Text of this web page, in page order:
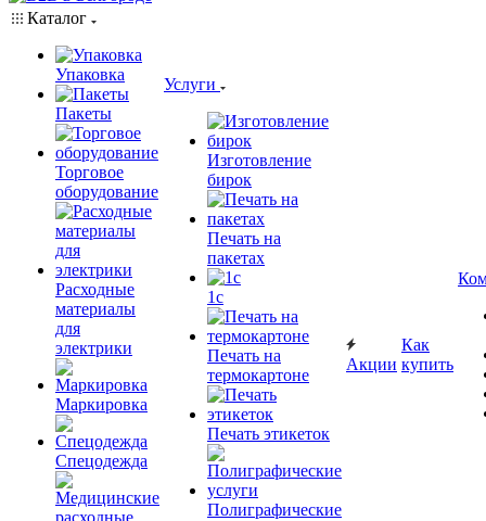
Каталог
Упаковка
Пакеты
Торговое
оборудование
Расходные
материалы
для
электрики
Маркировка
Спецодежда
Услуги
Изготовление
бирок
Печать на
пакетах
1c
Печать на
термокартоне
Печать этикеток
Полиграфические
Акции
Как
купить